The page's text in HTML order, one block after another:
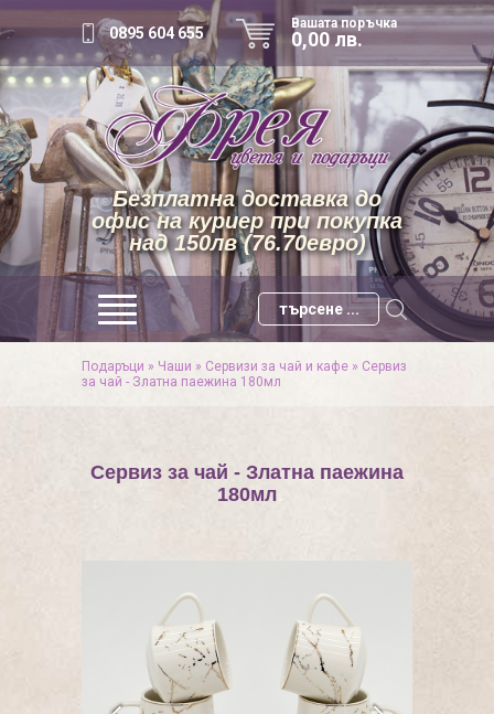
0895 604 655
Вашата поръчка
0,00 лв.
Безплатна доставка до
офис на куриер при покупка
над 150лв (76.70евро)
Подаръци » Чаши » Сервизи за чай и кафе » Сервиз
за чай - Златна паежина 180мл
Сервиз за чай - Златна паежина
180мл